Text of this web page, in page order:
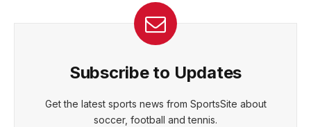
Subscribe to Updates
Get the latest sports news from SportsSite about
soccer, football and tennis.